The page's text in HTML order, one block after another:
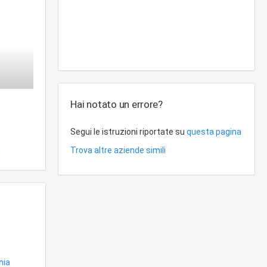
Hai notato un errore?
Segui le istruzioni riportate suquesta pagina
Trova altre aziende simili